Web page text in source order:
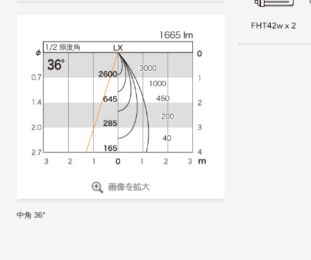
中角 36°